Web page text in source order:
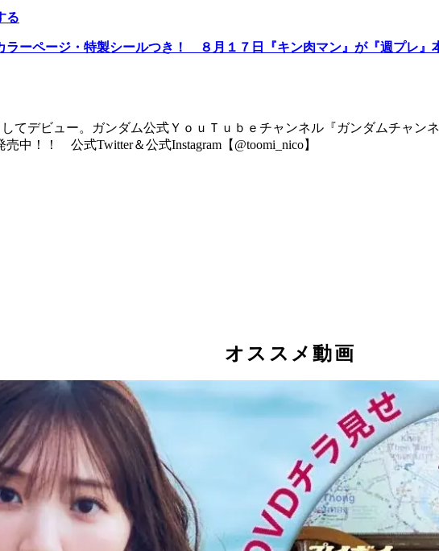
る
ーページ・特製シールつき！ ８月１７日『キン肉マン』が『週プレ』
てデビュー。ガンダム公式ＹｏｕＴｕｂｅチャンネル『ガンダムチャ
中！！ 公式Twitter＆公式Instagram【@toomi_nico】
オススメ動画